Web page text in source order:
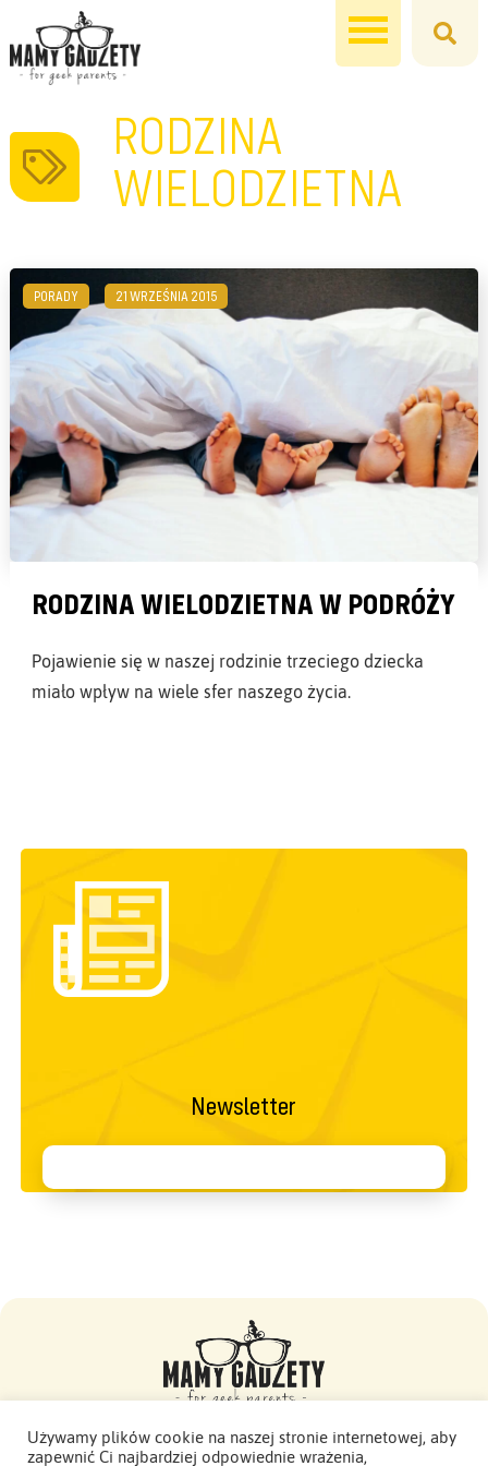
RODZINA
WIELODZIETNA
PORADY 21 WRZEŚNIA 2015
RODZINA WIELODZIETNA W PODRÓŻY
Pojawienie się w naszej rodzinie trzeciego dziecka
miało wpływ na wiele sfer naszego życia.
Newsletter
Używamy plików cookie na naszej stronie internetowej, aby
zapewnić Ci najbardziej odpowiednie wrażenia,